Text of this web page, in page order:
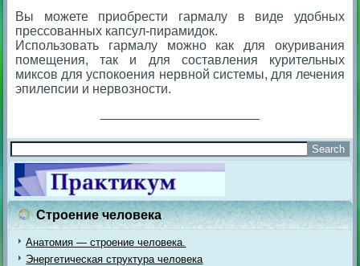
Вы можете приобрести гармалу в виде удобных
прессованных капсул-пирамидок.
Использовать гармалу можно как для окуривания
помещения, так и для составления курительных
миксов для успокоения нервной системы, для лечения
эпилепсии и нервозности.
Строение человека
Анатомия — строение человека.
Энергетическая структура человека